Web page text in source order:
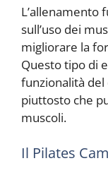
L’allenamento
sull’uso dei
migliorare la
Questo tipo di
funzionalità del
piuttosto che
muscoli.
Il Pilates